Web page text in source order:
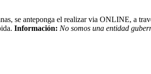
se anteponga el realizar via ONLINE, a
Información: No somos una entidad